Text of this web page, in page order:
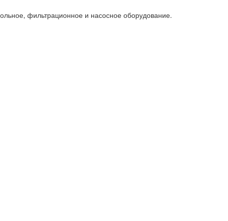
фильтрационное и насосное оборудование.